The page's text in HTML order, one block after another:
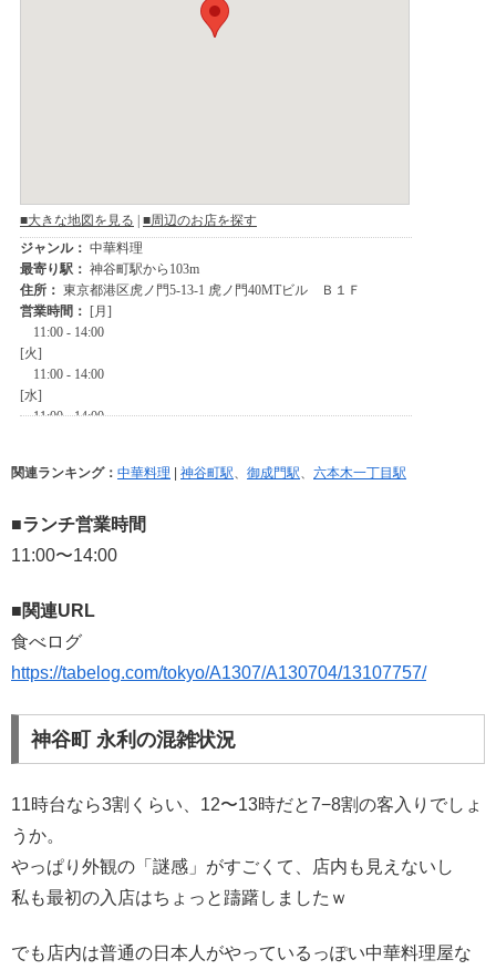
関連ランキング： 中華料理 | 神谷町駅 御成門駅 六本木一丁目駅
■ランチ営業時間
11:00〜14:00
■関連URL
食べログ
https://tabelog.com/tokyo/A1307/A130704/13107757/
神谷町 永利の混雑状況
11時台なら3割くらい、12〜13時だと7−8割の客入りでしょ
うか。
やっぱり外観の「謎感」がすごくて、店内も見えないし
私も最初の入店はちょっと躊躇しましたｗ
でも店内は普通の日本人がやっているっぽい中華料理屋な